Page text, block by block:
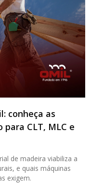
conheça as
CLT, MLC e
de madeira viabiliza a
e quais máquinas
exigem.